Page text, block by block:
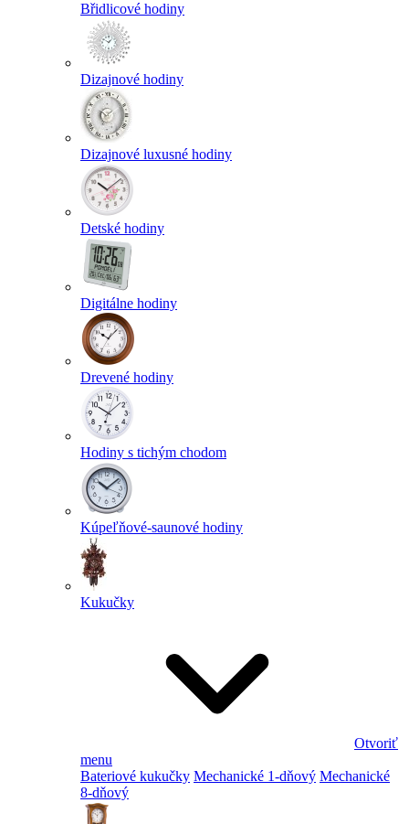
Břidlicové hodiny
Dizajnové hodiny
Dizajnové luxusné hodiny
Detské hodiny
Digitálne hodiny
Drevené hodiny
Hodiny s tichým chodom
Kúpeľňové-saunové hodiny
Kukučky
Otvoriť
menu
Bateriové kukučky Mechanické 1-dňový Mechanické
8-dňový